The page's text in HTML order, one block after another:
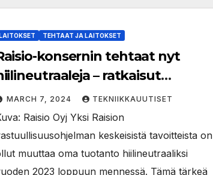
TEHTAAT JA LAITOKSET
konsernin tehtaat nyt
– ratkaisut
yhteistyössä
kanssa
MARCH 7, 2024 TEKNIIKKAUUTISET
Raisio Oyj Yksi Raision
keskeisistä tavoitteista on
muuttaa oma tuotanto hiilineutraaliksi
2023 loppuun mennessä. Tämä tärkeä